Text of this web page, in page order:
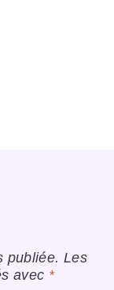
publiée. Les
avec *